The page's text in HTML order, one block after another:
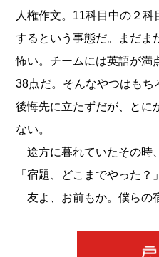
人権作文。11科目中の２
するという事態だ。まだま
怖い。チームには英語が満
38点だ。そんなやつはもち
後悔先に立たずだが、とに
ない。
途方に暮れていたその時
「宿題、どこまでやった？」
友よ、お前もか。僕らの